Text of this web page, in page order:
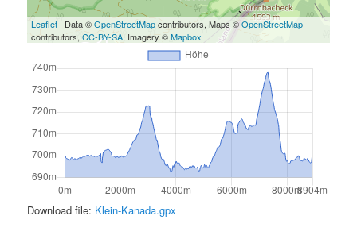
Leaflet | Data ©OpenStreetMapcontributors, Maps ©OpenStreetMap
contributors,CC-BY-SA, Imagery ©Mapbox
Download file: Klein-Kanada.gpx